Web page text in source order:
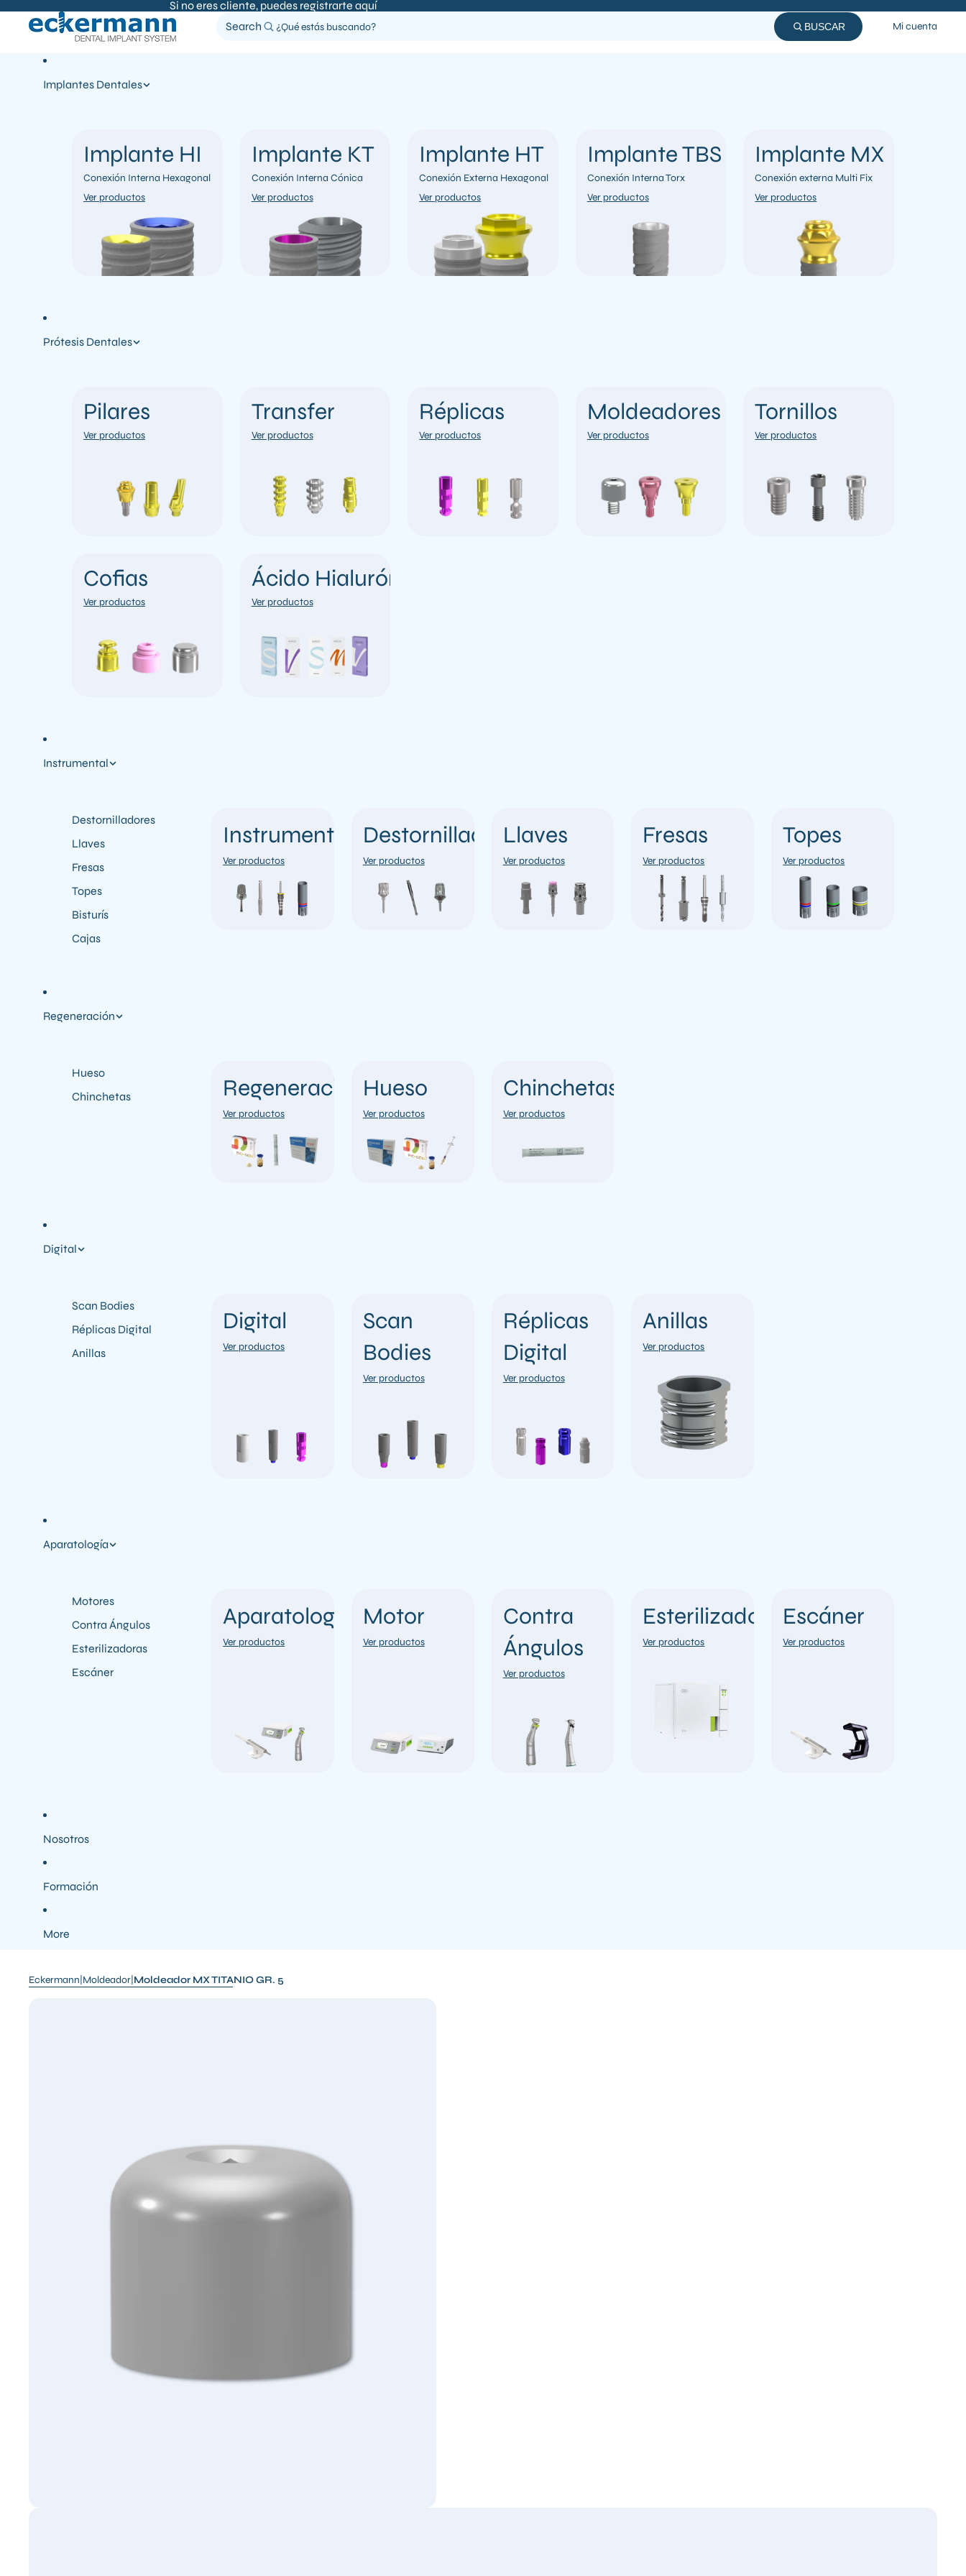
Si no eres cliente, puedes registrarte aquí
Search
BUSCAR Mi cuenta
Implantes Dentales
Implante HI
Conexión Interna Hexagonal
Ver productos
Implante KT
Conexión Interna Cónica
Ver productos
Implante HT
Conexión Externa Hexagonal
Ver productos
Implante TBS
Conexión Interna Torx
Ver productos
Implante MX
Conexión externa Multi Fix
Ver productos
Prótesis Dentales
Pilares
Ver productos
Transfer
Ver productos
Réplicas
Ver productos
Moldeadores
Ver productos
Tornillos
Ver productos
Cofias
Ver productos
Ácido Hialurónico
Ver productos
Instrumental
Destornilladores
Llaves
Fresas
Topes
Bisturís
Cajas
Instrumental
Ver productos
Destornilladores
Ver productos
Llaves
Ver productos
Fresas
Ver productos
Topes
Ver productos
Regeneración
Hueso
Chinchetas
Regeneración
Ver productos
Hueso
Ver productos
Chinchetas
Ver productos
Digital
Scan Bodies
Réplicas Digital
Anillas
Digital
Ver productos
Scan
Bodies
Ver productos
Réplicas
Digital
Ver productos
Anillas
Ver productos
Aparatología
Motores
Contra Ángulos
Esterilizadoras
Escáner
Aparatología
Ver productos
Motor
Ver productos
Contra
Ángulos
Ver productos
Esterilizadoras
Ver productos
Escáner
Ver productos
Nosotros
Formación
More
Eckermann Moldeador Moldeador MX TITANIO GR. 5
SKIP TO PRODUCT INFORMATION